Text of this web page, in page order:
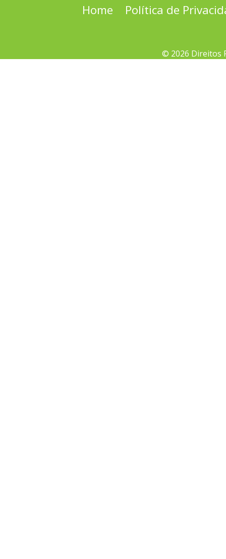
Home Política de
© 2026 Direitos